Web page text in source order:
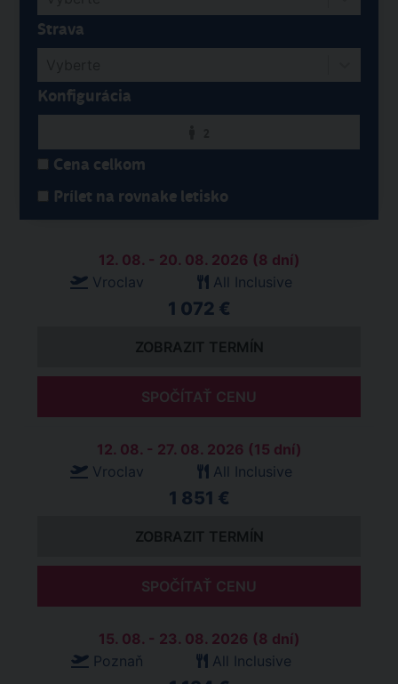
Strava
Konfigurácia
Cena celkom
Prílet na rovnake letisko
12. 08. - 20. 08. 2026 (8 dní)
Vroclav
All Inclusive
1 072 €
ZOBRAZIT TERMÍN
SPOČÍTAŤ CENU
12. 08. - 27. 08. 2026 (15 dní)
Vroclav
All Inclusive
1 851 €
ZOBRAZIT TERMÍN
SPOČÍTAŤ CENU
15. 08. - 23. 08. 2026 (8 dní)
Poznaň
All Inclusive